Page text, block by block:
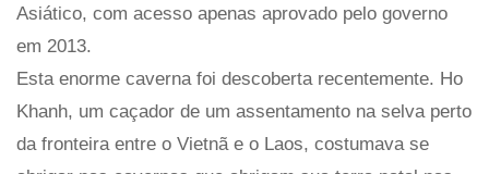
Asiático, com acesso apenas aprovado pelo governo
em 2013.
Esta enorme caverna foi descoberta recentemente. Ho
Khanh, um caçador de um assentamento na selva perto
da fronteira entre o Vietnã e o Laos, costumava se